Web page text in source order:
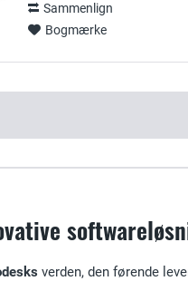
Sammenlign
Bogmærke
verden, den førende